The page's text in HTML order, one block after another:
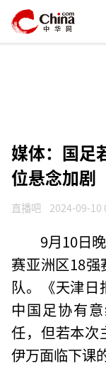
媒体：国足
位悬念加剧
直播吧 2024-09-10
9月10日
赛亚洲区18
队。《天津日
中国足协有
任，但若本次
伊万面临下课